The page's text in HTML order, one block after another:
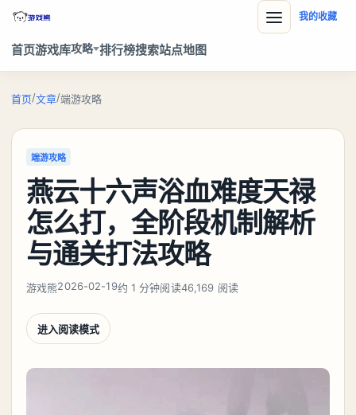
首页游戏库攻略 排行榜搜索站点地图
我的收藏
首页/文章/端游攻略
端游攻略
燕云十六声浴血难度天禄
怎么打，全阶段机制解析
与通关打法攻略
游戏熊2026-02-19约 1 分钟阅读46,169 阅读
进入阅读模式